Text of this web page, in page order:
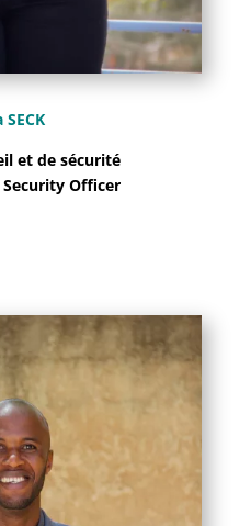
SECK
et de sécurité
Officer